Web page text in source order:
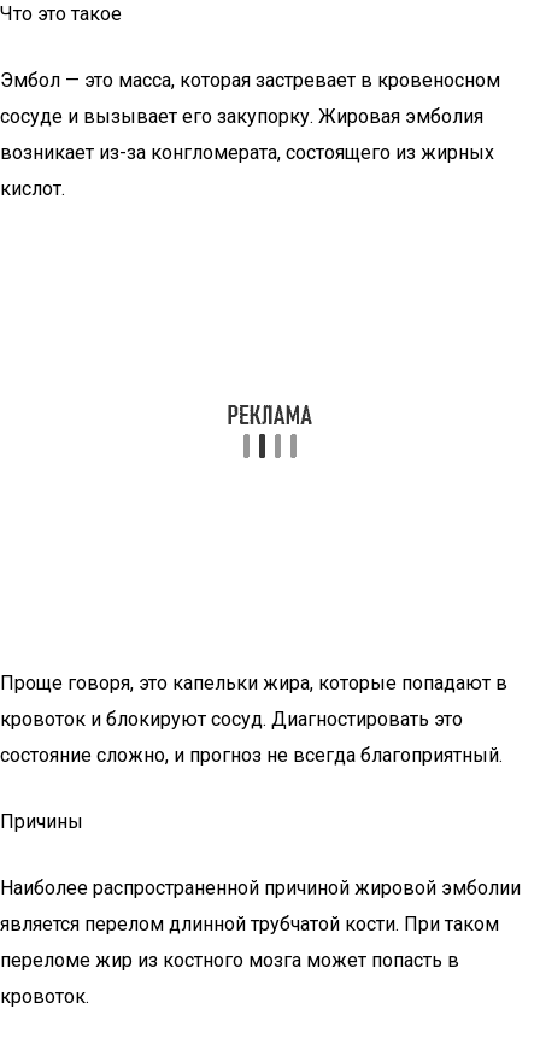
Что это такое
Эмбол — это масса, которая застревает в кровеносном
сосуде и вызывает его закупорку. Жировая эмболия
возникает из-за конгломерата, состоящего из жирных
кислот.
Проще говоря, это капельки жира, которые попадают в
кровоток и блокируют сосуд. Диагностировать это
состояние сложно, и прогноз не всегда благоприятный.
Причины
Наиболее распространенной причиной жировой эмболии
является перелом длинной трубчатой кости. При таком
переломе жир из костного мозга может попасть в
кровоток.